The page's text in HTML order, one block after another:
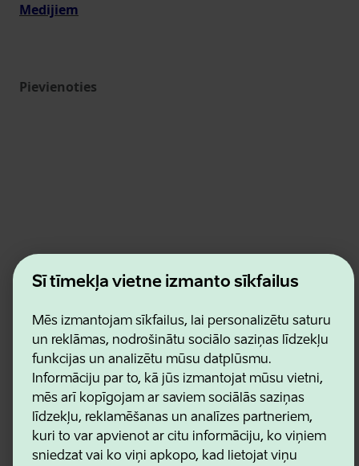
Šī tīmekļa vietne izmanto sīkfailus
Mēs izmantojam sīkfailus, lai personalizētu saturu
un reklāmas, nodrošinātu sociālo saziņas līdzekļu
funkcijas un analizētu mūsu datplūsmu.
Informāciju par to, kā jūs izmantojat mūsu vietni,
mēs arī kopīgojam ar saviem sociālās saziņas
līdzekļu, reklamēšanas un analīzes partneriem,
kuri to var apvienot ar citu informāciju, ko viņiem
sniedzat vai ko viņi apkopo, kad lietojat viņu
Medijiem
Pievienoties
Kontakti
Lietošanas noteikumi
Sīkdatņu un konfidencialitātes politika